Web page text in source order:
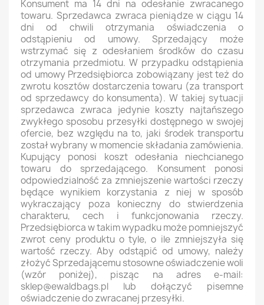
Konsument ma 14 dni na odesłanie zwracanego
towaru. Sprzedawca zwraca pieniądze w ciągu 14
dni od chwili otrzymania oświadczenia o
odstąpieniu od umowy. Sprzedający może
wstrzymać się z odesłaniem środków do czasu
otrzymania przedmiotu. W przypadku odstąpienia
od umowy Przedsiębiorca zobowiązany jest też do
zwrotu kosztów dostarczenia towaru (za transport
od sprzedawcy do konsumenta). W takiej sytuacji
sprzedawca zwraca jedynie koszty najtańszego
zwykłego sposobu przesyłki dostępnego w swojej
ofercie, bez względu na to, jaki środek transportu
został wybrany w momencie składania zamówienia.
Kupujący ponosi koszt odesłania niechcianego
towaru do sprzedającego. Konsument ponosi
odpowiedzialność za zmniejszenie wartości rzeczy
będące wynikiem korzystania z niej w sposób
wykraczający poza konieczny do stwierdzenia
charakteru, cech i funkcjonowania rzeczy.
Przedsiębiorca w takim wypadku może pomniejszyć
zwrot ceny produktu o tyle, o ile zmniejszyła się
wartość rzeczy. Aby odstąpić od umowy, należy
złożyć Sprzedającemu stosowne oświadczenie woli
(wzór poniżej), pisząc na adres e-mail:
sklep@ewaldbags.pl lub dołączyć pisemne
oświadczenie do zwracanej przesyłki.